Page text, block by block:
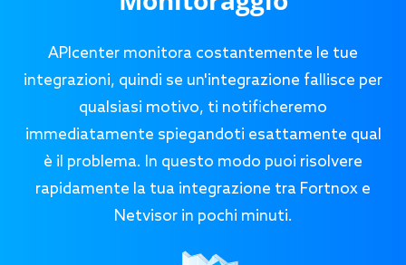
APIcenter monitora costantemente le tue
integrazioni, quindi se un'integrazione fallisce per
qualsiasi motivo, ti notificheremo
immediatamente spiegandoti esattamente qual
è il problema. In questo modo puoi risolvere
rapidamente la tua integrazione tra Fortnox e
Netvisor in pochi minuti.